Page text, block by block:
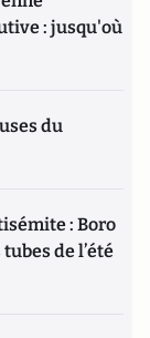
: jusqu'où
du
: Boro
de l’été